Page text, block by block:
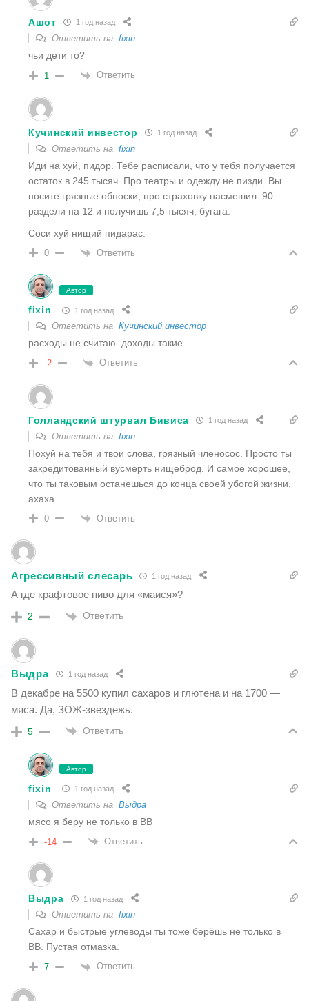
Ашот 1 год назад
Ответить на fixin
чьи дети то?
1 Ответить
Кучинский инвестор 1 год назад
Ответить на fixin
Иди на хуй, пидор. Тебе расписали, что у тебя получается
остаток в 245 тысяч. Про театры и одежду не пизди. Вы
носите грязные обноски, про страховку насмешил. 90
раздели на 12 и получишь 7,5 тысяч, бугага.
Соси хуй нищий пидарас.
0 Ответить
Автор
fixin 1 год назад
Ответить на Кучинский инвестор
расходы не считаю. доходы такие.
-2 Ответить
Голландский штурвал Бивиса 1 год назад
Ответить на fixin
Похуй на тебя и твои слова, грязный членосос. Просто ты
закредитованный вусмерть нищеброд. И самое хорошее,
что ты таковым останешься до конца своей убогой жизни,
ахаха
0 Ответить
Агрессивный слесарь 1 год назад
А где крафтовое пиво для «маися»?
2 Ответить
Выдра 1 год назад
В декабре на 5500 купил сахаров и глютена и на 1700 —
мяса. Да, ЗОЖ-звездежь.
5 Ответить
Автор
fixin 1 год назад
Ответить на Выдра
мясо я беру не только в ВВ
-14 Ответить
Выдра 1 год назад
Ответить на fixin
Сахар и быстрые углеводы ты тоже берёшь не только в
ВВ. Пустая отмазка.
7 Ответить